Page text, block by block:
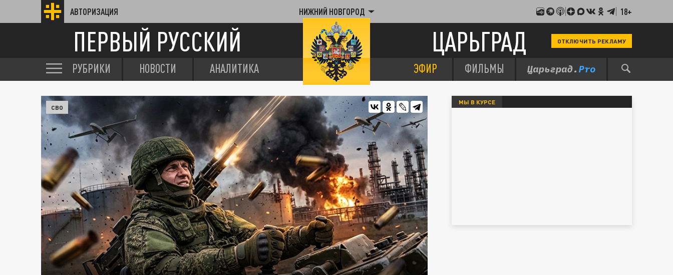
АВТОРИЗАЦИЯ НИЖНИЙ НОВГОРОД 18+
ПЕРВЫЙ РУССКИЙ ЦАРЬГРАД ОТКЛЮЧИТЬ РЕКЛАМУ
РУБРИКИ НОВОСТИ АНАЛИТИКА ЭФИР ФИЛЬМЫ
СВО
МЫ В КУРСЕ